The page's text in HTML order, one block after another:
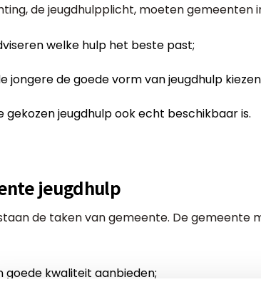
de jeugdhulpplicht, moeten gemeenten
welke hulp het beste past;
jongere de goede vorm van jeugdhulp
gekozen jeugdhulp ook echt beschikbaar is.
jeugdhulp
de taken van gemeente. De gemeente
goede kwaliteit aanbieden;